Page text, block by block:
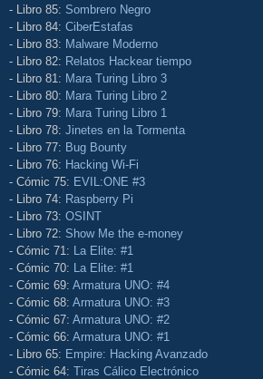
- Libro 85: Sombrero Negro
- Libro 84: CiberEstafas
- Libro 83: Malware Moderno
- Libro 82: Relatos Hackear tiempo
- Libro 81: Mara Turing Libro 3
- Libro 80: Mara Turing Libro 2
- Libro 79: Mara Turing Libro 1
- Libro 78: Jinetes en la Tormenta
- Libro 77: Bug Bounty
- Libro 76: Hacking Wi-Fi
- Cómic 75: EVIL:ONE #3
- Libro 74: Raspberry Pi
- Libro 73: OSINT
- Libro 72: Show Me the e-money
- Cómic 71: La Elite: #1
- Cómic 70: La Elite: #1
- Cómic 69: Armatura UNO: #4
- Cómic 68: Armatura UNO: #3
- Cómic 67: Armatura UNO: #2
- Cómic 66: Armatura UNO: #1
- Libro 65: Empire: Hacking Avanzado
- Cómic 64: Tiras Cálico Electrónico